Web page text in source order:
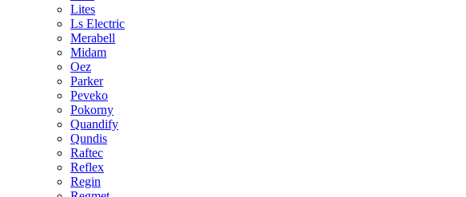
Lites
Ls Electric
Merabell
Midam
Oez
Parker
Peveko
Pokorny
Quandify
Qundis
Raftec
Reflex
Regin